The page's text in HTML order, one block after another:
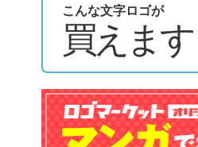
こんな文字ロゴが
買えます